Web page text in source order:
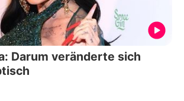
Darum veränderte sich